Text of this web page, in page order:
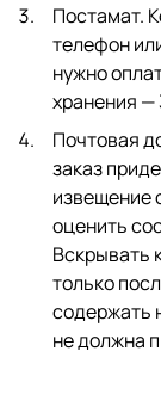
Постамат.
телефон
нужно
хранения —
Почтовая
заказ
извещение
оценить
Вскрывать
только
содержать
не должна